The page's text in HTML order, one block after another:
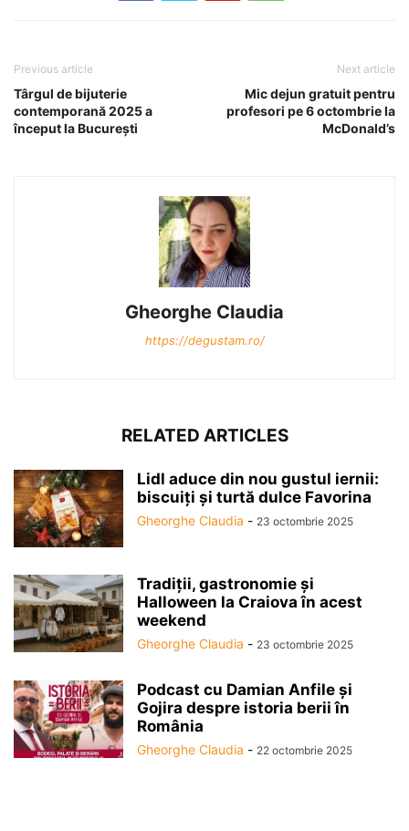
Previous article
Târgul de bijuterie
contemporană 2025 a
început la București
Next article
Mic dejun gratuit pentru
profesori pe 6 octombrie la
McDonald’s
Gheorghe Claudia
https://degustam.ro/
RELATED ARTICLES
Lidl aduce din nou gustul iernii:
biscuiți și turtă dulce Favorina
Gheorghe Claudia - 23 octombrie 2025
Tradiții, gastronomie și
Halloween la Craiova în acest
weekend
Gheorghe Claudia - 23 octombrie 2025
Podcast cu Damian Anfile și
Gojira despre istoria berii în
România
Gheorghe Claudia - 22 octombrie 2025